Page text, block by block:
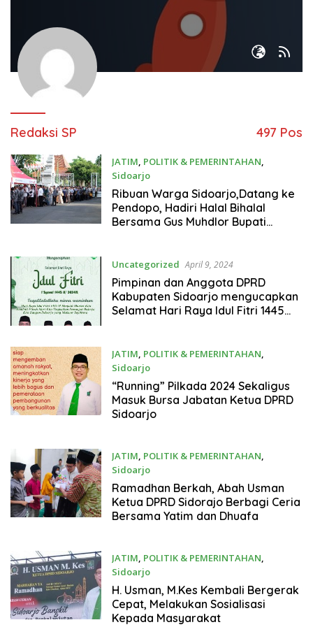
Redaksi SP 497 Pos
JATIM, POLITIK & PEMERINTAHAN,
Sidoarjo
April 15, 2024
Ribuan Warga Sidoarjo,Datang ke
Pendopo, Hadiri Halal Bihalal
Bersama Gus Muhdlor Bupati
Uncategorized April 9, 2024
Pimpinan dan Anggota DPRD
Kabupaten Sidoarjo mengucapkan
Selamat Hari Raya Idul Fitri 1445
JATIM, POLITIK & PEMERINTAHAN,
Sidoarjo
April 6, 2024
“Running” Pilkada 2024 Sekaligus
Masuk Bursa Jabatan Ketua DPRD
Sidoarjo
JATIM, POLITIK & PEMERINTAHAN,
Sidoarjo
Maret 31, 2024
Ramadhan Berkah, Abah Usman
Ketua DPRD Sidorajo Berbagi Ceria
Bersama Yatim dan Dhuafa
JATIM, POLITIK & PEMERINTAHAN,
Sidoarjo
Maret 26, 2024
H. Usman, M.Kes Kembali Bergerak
Cepat, Melakukan Sosialisasi
Kepada Masyarakat